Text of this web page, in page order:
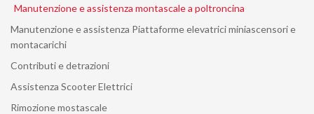
Manutenzione e assistenza montascale a poltroncina
Manutenzione e assistenza Piattaforme elevatrici miniascensori e
montacarichi
Contributi e detrazioni
Assistenza Scooter Elettrici
Rimozione mostascale